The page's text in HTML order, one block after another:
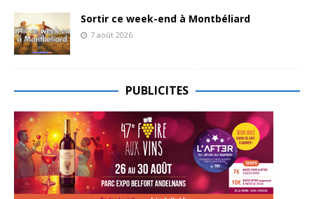
Sortir ce week-end à Montbéliard
7 août 2026
PUBLICITES